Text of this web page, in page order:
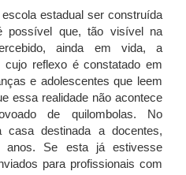
estadual ser construída
possível que, tão visível na
ainda em vida, a
cujo reflexo é constatado em
e adolescentes que leem
essa realidade não acontece
de quilombolas. No
destinada a docentes,
Se esta já estivesse
para profissionais com